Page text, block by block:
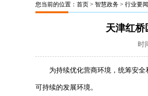
您当前的位置： 首页 > 智慧政务 > 行业要闻
天津红桥
时
为持续优化营商环境，统筹安全
可持续的发展环境。